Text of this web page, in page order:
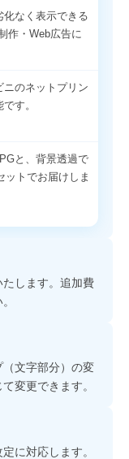
化なく表示できる
作・Web広告に
ニのネットプリン
す。
と、背景透過で
ットでお届けしま
します。追加費
文字部分）の変
変更できます。
に対応します。